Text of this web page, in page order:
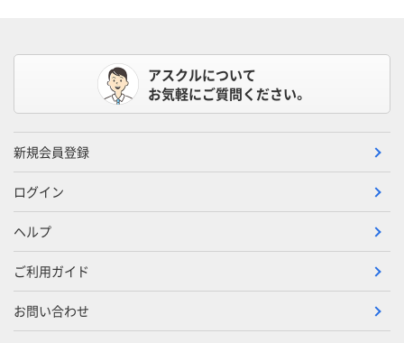
アスクルについて
お気軽にご質問ください。
新規会員登録
ログイン
ヘルプ
ご利用ガイド
お問い合わせ